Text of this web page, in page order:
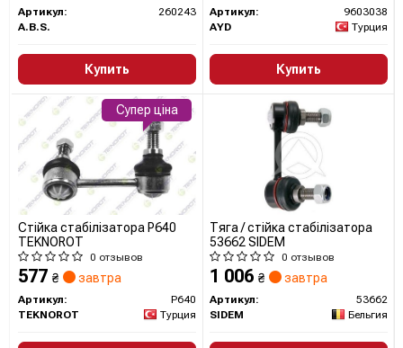
Артикул:
260243
A.B.S.
Купить
Артикул:
9603038
AYD
Турция
Купить
Стійка стабілізатора P640
TEKNOROT
0 отзывов
577 ₴ завтра
Артикул:
P640
TEKNOROT
Турция
Супер ціна
Тяга / стійка стабілізатора
53662 SIDEM
0 отзывов
1 006 ₴ завтра
Артикул:
53662
SIDEM
Бельгия